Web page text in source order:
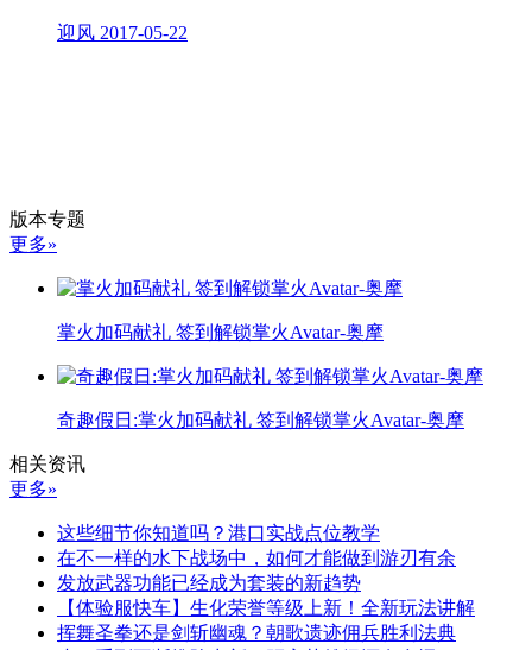
迎风 2017-05-22
版本专题
更多»
掌火加码献礼 签到解锁掌火Avatar-奥摩
奇趣假日:掌火加码献礼 签到解锁掌火Avatar-奥摩
相关资讯
更多»
这些细节你知道吗？港口实战点位教学
在不一样的水下战场中，如何才能做到游刃有余
发放武器功能已经成为套装的新趋势
【体验服快车】生化荣誉等级上新！全新玩法讲解
挥舞圣拳还是剑斩幽魂？朝歌遗迹佣兵胜利法典